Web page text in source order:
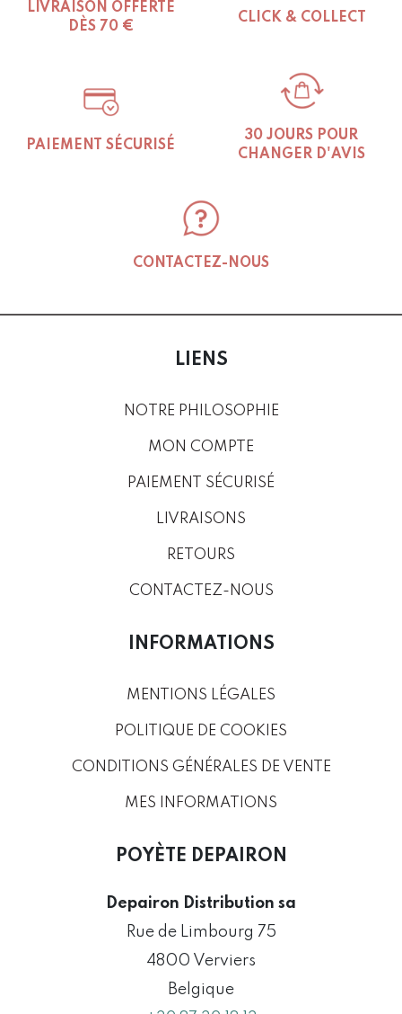
LIVRAISON OFFERTE
DÈS 70 €
CLICK & COLLECT
PAIEMENT SÉCURISÉ
30 JOURS POUR
CHANGER D'AVIS
CONTACTEZ-NOUS
LIENS
NOTRE PHILOSOPHIE
MON COMPTE
PAIEMENT SÉCURISÉ
LIVRAISONS
RETOURS
CONTACTEZ-NOUS
INFORMATIONS
MENTIONS LÉGALES
POLITIQUE DE COOKIES
CONDITIONS GÉNÉRALES DE VENTE
MES INFORMATIONS
POYÈTE DEPAIRON
Depairon Distribution sa
Rue de Limbourg 75
4800 Verviers
Belgique